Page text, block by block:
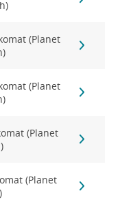
(Planet
(Planet
(Planet
(Planet